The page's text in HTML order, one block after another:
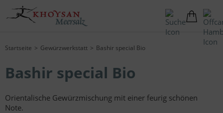
Startseite Gewürzwerkstatt Bashir special Bio
Bashir special Bio
Orientalische Gewürzmischung mit einer feurig schönen
Note.